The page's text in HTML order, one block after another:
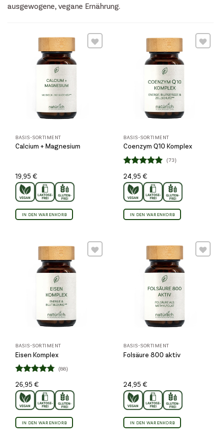
ausgewogene, vegane Ernährung.
Wunschliste
BASIS-SORTIMENT
Calcium + Magnesium
19,95€
IN DEN WARENKORB
Wunschliste
BASIS-SORTIMENT
Coenzym Q10 Komplex
mit4.82
von 5
(73)
24,95€
IN DEN WARENKORB
Wunschliste
BASIS-SORTIMENT
Eisen Komplex
mit4.77
von 5
(88)
26,95€
IN DEN WARENKORB
Wunschliste
BASIS-SORTIMENT
Folsäure 800 aktiv
24,95€
IN DEN WARENKORB